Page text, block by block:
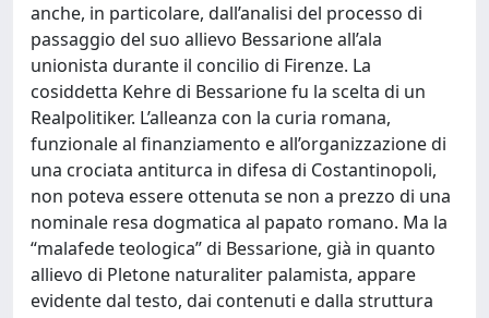
anche, in particolare, dall’analisi del processo di
passaggio del suo allievo Bessarione all’ala
unionista durante il concilio di Firenze. La
cosiddetta Kehre di Bessarione fu la scelta di un
Realpolitiker. L’alleanza con la curia romana,
funzionale al finanziamento e all’organizzazione di
una crociata antiturca in difesa di Costantinopoli,
non poteva essere ottenuta se non a prezzo di una
nominale resa dogmatica al papato romano. Ma la
“malafede teologica” di Bessarione, già in quanto
allievo di Pletone naturaliter palamista, appare
evidente dal testo, dai contenuti e dalla struttura